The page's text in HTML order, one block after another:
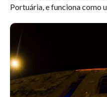
Portuária, e funciona como